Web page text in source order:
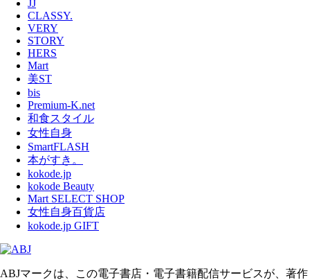
JJ
CLASSY.
VERY
STORY
HERS
Mart
美ST
bis
Premium-K.net
和食スタイル
女性自身
SmartFLASH
本がすき。
kokode.jp
kokode Beauty
Mart SELECT SHOP
女性自身百貨店
kokode.jp GIFT
ABJマークは、この電子書店・電子書籍配信サービスが、著作